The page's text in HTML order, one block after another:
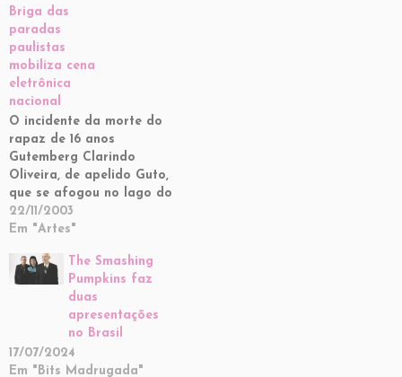
Briga das
paradas
paulistas
mobiliza cena
eletrônica
nacional
O incidente da morte do
rapaz de 16 anos
Gutemberg Clarindo
Oliveira, de apelido Guto,
que se afogou no lago do
parque do Ibirapuera no
domingo à noite, após ter
da Parada da AME,
coloca em evidência mais
que nunca a rivalidade
entre a Parada da AME…
22/11/2003
Em "Artes"
The Smashing
Pumpkins faz
duas
apresentações
no Brasil
17/07/2024
Em "Bits Madrugada"